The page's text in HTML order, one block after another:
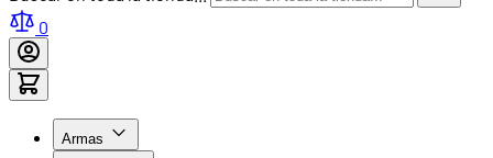
0
Armas